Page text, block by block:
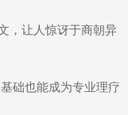
，让人惊讶于商朝异
础也能成为专业理疗